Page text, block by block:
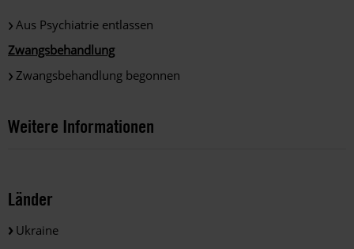
Aus Psychiatrie entlassen
Zwangsbehandlung
Zwangsbehandlung begonnen
Weitere Informationen
Länder
Ukraine